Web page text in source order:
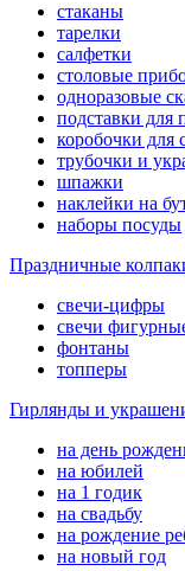
стаканы
тарелки
салфетки
столовые
одноразовые
подставки
коробочки для
трубочки и
шпажки
наклейки на
наборы посуды
Праздничные
свечи-цифры
свечи
фонтаны
топперы
Гирлянды и
на день
на юбилей
на 1 годик
на свадьбу
на рождение
на новый год